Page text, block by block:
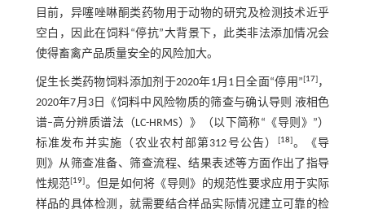
目前，异噻唑啉酮类药物用于动物的研究及检测技术近乎
空白，因此在饲料“停抗”大背景下，此类非法添加情况会
使得畜禽产品质量安全的风险加大。
促生长类药物饲料添加剂于2020年1月1日全面“停用”[17] ，
2020年7月3日《饲料中风险物质的筛查与确认导则 液相色
谱–高分辨质谱法（LC-HRMS）》（以下简称“《导则》”）
标准发布并实施（农业农村部第312号公告）
[18]。《导
则》从筛查准备、筛查流程、结果表述等方面作出了指导
性规范[19]。但是如何将《导则》的规范性要求应用于实际
样品的具体检测，就需要结合样品实际情况建立可靠的检